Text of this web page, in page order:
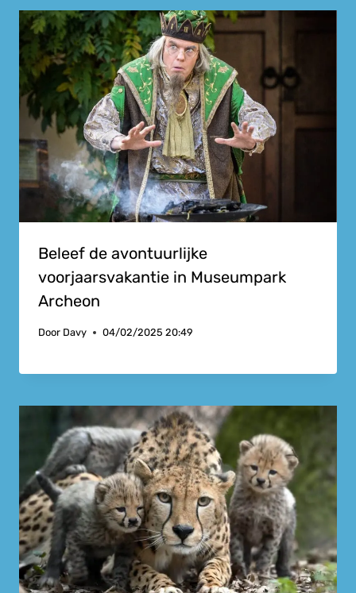
Beleef de avontuurlijke
voorjaarsvakantie in Museumpark
Archeon
Door Davy 04/02/2025 20:49